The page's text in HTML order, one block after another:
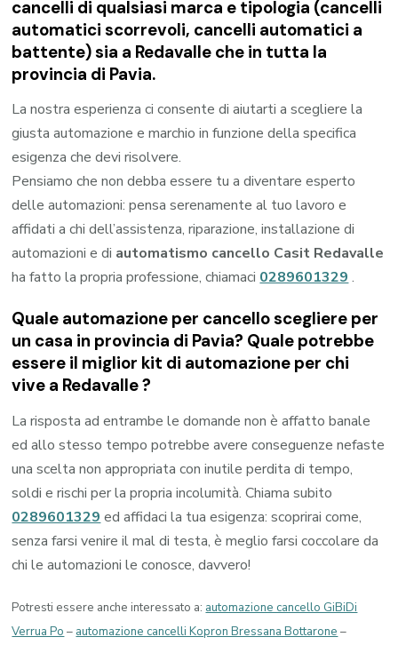
cancelli di qualsiasi marca e tipologia (cancelli
automatici scorrevoli, cancelli automatici a
battente) sia a Redavalle che in tutta la
provincia di Pavia.
La nostra esperienza ci consente di aiutarti a scegliere la
giusta automazione e marchio in funzione della specifica
esigenza che devi risolvere.
Pensiamo che non debba essere tu a diventare esperto
delle automazioni: pensa serenamente al tuo lavoro e
affidati a chi dell’assistenza, riparazione, installazione di
automazioni e di automatismo cancello Casit Redavalle
ha fatto la propria professione, chiamaci 0289601329 .
Quale automazione per cancello scegliere per
un casa in provincia di Pavia? Quale potrebbe
essere il miglior kit di automazione per chi
vive a Redavalle?
La risposta ad entrambe le domande non è affatto banale
ed allo stesso tempo potrebbe avere conseguenze nefaste
una scelta non appropriata con inutile perdita di tempo,
soldi e rischi per la propria incolumità. Chiama subito
0289601329 ed affidaci la tua esigenza: scoprirai come,
senza farsi venire il mal di testa, è meglio farsi coccolare da
chi le automazioni le conosce, davvero!
Potresti essere anche interessato a: automazione cancello GiBiDi
Verrua Po – automazione cancelli Kopron Bressana Bottarone –